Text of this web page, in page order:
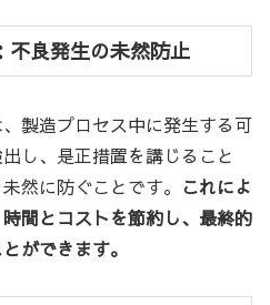
不良発生の未然防止
製造プロセス中に発生する可
し、是正措置を講じること
然に防ぐことです。 これによ
間とコストを節約し、最終的
ができます。